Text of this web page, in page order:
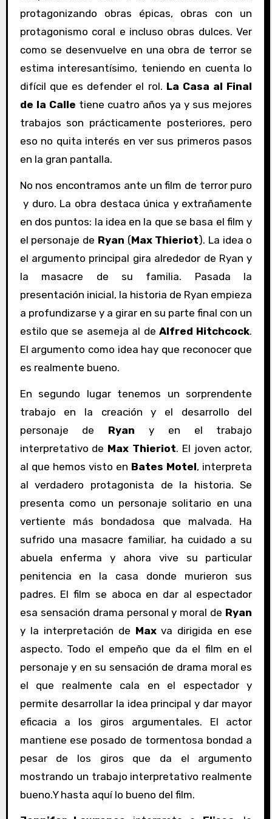
protagonizando obras épicas, obras con un
protagonismo coral e incluso obras dulces. Ver
como se desenvuelve en una obra de terror se
estima interesantísimo, teniendo en cuenta lo
difícil que es defender el rol. La Casa al Final
de la Calle tiene cuatro años ya y sus mejores
trabajos son prácticamente posteriores, pero
eso no quita interés en ver sus primeros pasos
en la gran pantalla.
No nos encontramos ante un film de terror puro
y duro. La obra destaca única y extrañamente
en dos puntos: la idea en la que se basa el film y
el personaje de Ryan (Max Thieriot). La idea o
el argumento principal gira alrededor de Ryan y
la masacre de su familia. Pasada la
presentación inicial, la historia de Ryan empieza
a profundizarse y a girar en su parte final con un
estilo que se asemeja al deAlfred Hitchcock.
El argumento como idea hay que reconocer que
es realmente bueno.
En segundo lugar tenemos un sorprendente
trabajo en la creación y el desarrollo del
personaje de Ryan y en el trabajo
interpretativo de Max Thieriot. El joven actor,
al que hemos visto en Bates Motel, interpreta
al verdadero protagonista de la historia. Se
presenta como un personaje solitario en una
vertiente más bondadosa que malvada. Ha
sufrido una masacre familiar, ha cuidado a su
abuela enferma y ahora vive su particular
penitencia en la casa donde murieron sus
padres. El film se aboca en dar al espectador
esa sensación drama personal y moral de Ryan
y la interpretación de Maxva dirigida en ese
aspecto. Todo el empeño que da el film en el
personaje y en su sensación de drama moral es
el que realmente cala en el espectador y
permite desarrollar la idea principal y dar mayor
eficacia a los giros argumentales. El actor
mantiene ese posado de tormentosa bondad a
pesar de los giros que da el argumento
mostrando un trabajo interpretativo realmente
bueno.Y hasta aquí lo bueno del film.